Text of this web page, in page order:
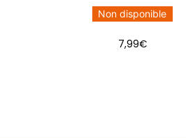
Non disponible
7,99€